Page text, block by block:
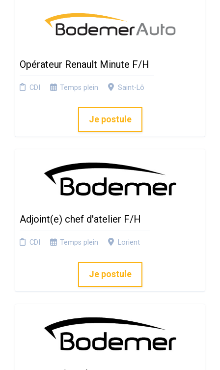
Opérateur Renault Minute F/H
CDI Temps plein Saint-Lô
Je postule
Adjoint(e) chef d'atelier F/H
CDI Temps plein Lorient
Je postule